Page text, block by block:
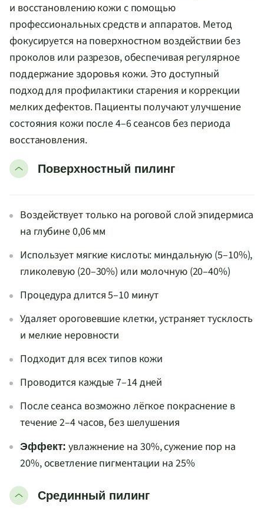
и восстановлению кожи с помощью
профессиональных средств и аппаратов. Метод
фокусируется на поверхностном воздействии без
проколов или разрезов, обеспечивая регулярное
поддержание здоровья кожи. Это доступный
подход для профилактики старения и коррекции
мелких дефектов. Пациенты получают улучшение
состояния кожи после 4–6 сеансов без периода
восстановления.
Поверхностный пилинг
Воздействует только на роговой слой эпидермиса
на глубине 0,06 мм
Использует мягкие кислоты: миндальную (5–10%),
гликолевую (20–30%) или молочную (20–40%)
Процедура длится 5–10 минут
Удаляет ороговевшие клетки, устраняет тусклость
и мелкие неровности
Подходит для всех типов кожи
Проводится каждые 7–14 дней
После сеанса возможно лёгкое покраснение в
течение 2–4 часов, без шелушения
Эффект: увлажнение на 30%, сужение пор на
20%, осветление пигментации на 25%
Срединный пилинг